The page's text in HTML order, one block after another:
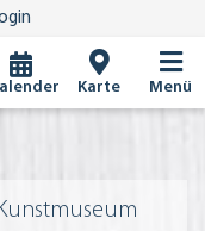
Karte Menü